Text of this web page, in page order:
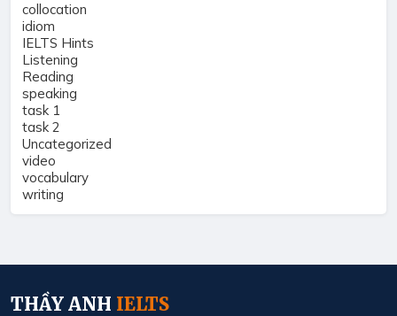
collocation
idiom
IELTS Hints
Listening
Reading
speaking
task 1
task 2
Uncategorized
video
vocabulary
writing
THẦY ANH IELTS